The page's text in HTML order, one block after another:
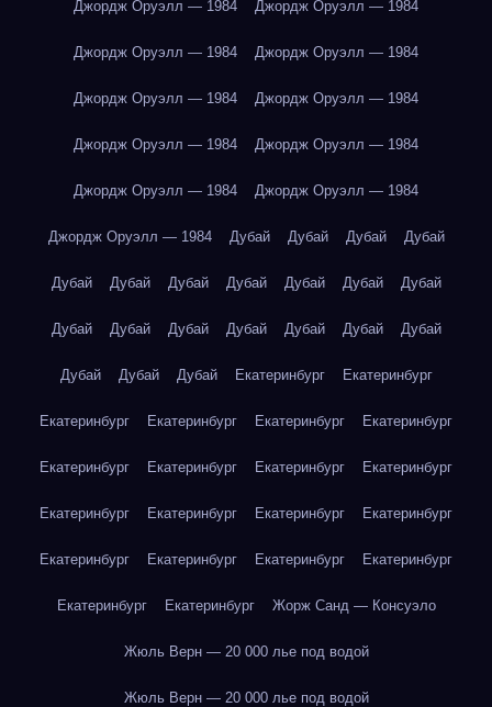
Джордж Оруэлл — 1984 Джордж Оруэлл — 1984
Джордж Оруэлл — 1984 Джордж Оруэлл — 1984
Джордж Оруэлл — 1984 Джордж Оруэлл — 1984
Джордж Оруэлл — 1984 Джордж Оруэлл — 1984
Джордж Оруэлл — 1984 Джордж Оруэлл — 1984
Джордж Оруэлл — 1984 Дубай Дубай Дубай Дубай
Дубай Дубай Дубай Дубай Дубай Дубай Дубай
Дубай Дубай Дубай Дубай Дубай Дубай Дубай
Дубай Дубай Дубай Екатеринбург Екатеринбург
Екатеринбург Екатеринбург Екатеринбург Екатеринбург
Екатеринбург Екатеринбург Екатеринбург Екатеринбург
Екатеринбург Екатеринбург Екатеринбург Екатеринбург
Екатеринбург Екатеринбург Екатеринбург Екатеринбург
Екатеринбург Екатеринбург Жорж Санд — Консуэло
Жюль Верн — 20 000 лье под водой
Жюль Верн — 20 000 лье под водой